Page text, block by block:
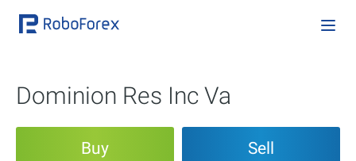
Dominion Res Inc Va
Buy Sell